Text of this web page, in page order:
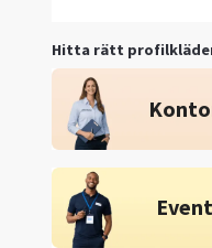
Hitta rätt
Event